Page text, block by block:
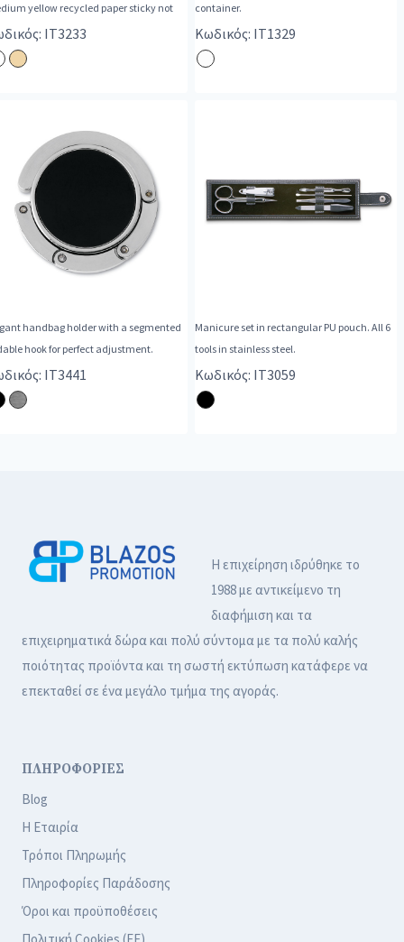
medium yellow recycled paper sticky not
IT3233
container.
Κωδικός: IT1329
handbag holder with a segmented
hook for perfect adjustment.
IT3441
Manicure set in rectangular PU pouch. All 6
tools in stainless steel.
Κωδικός: IT3059
Η επιχείρηση ιδρύθηκε το
1988 με αντικείμενο τη
διαφήμιση και τα
επιχειρηματικά δώρα και πολύ σύντομα με τα πολύ καλής
ποιότητας προϊόντα και τη σωστή εκτύπωση κατάφερε να
επεκταθεί σε ένα μεγάλο τμήμα της αγοράς.
ΠΛΗΡΟΦΟΡΙΕΣ
Blog
Η Εταιρία
Τρόποι Πληρωμής
Πληροφορίες Παράδοσης
Όροι και προϋποθέσεις